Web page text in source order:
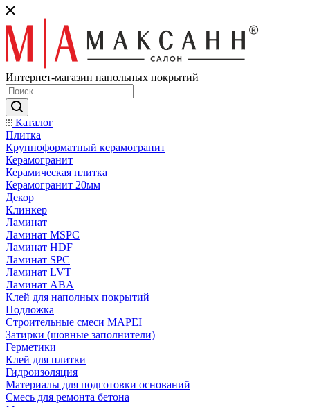
Интернет-магазин напольных покрытий
Каталог
Плитка
Крупноформатный керамогранит
Керамогранит
Керамическая плитка
Керамогранит 20мм
Декор
Клинкер
Ламинат
Ламинат MSPC
Ламинат HDF
Ламинат SPC
Ламинат LVT
Ламинат ABA
Клей для наполных покрытий
Подложка
Строительные смеси MAPEI
Затирки (шовные заполнители)
Герметики
Клей для плитки
Гидроизоляция
Материалы для подготовки оснований
Смесь для ремонта бетона